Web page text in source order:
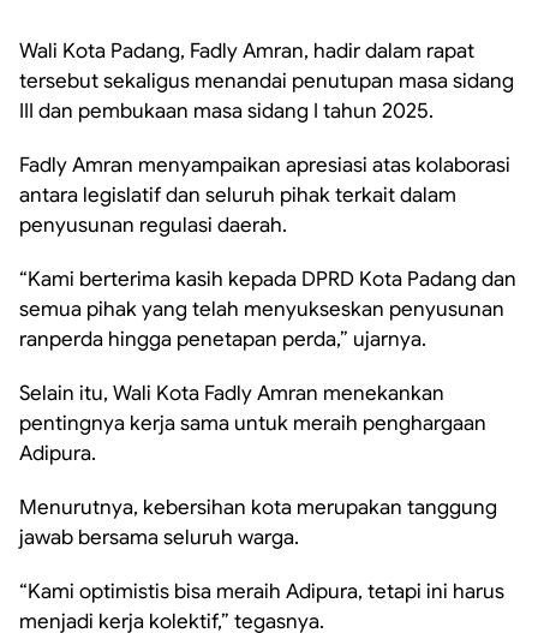
Wali Kota Padang, Fadly Amran, hadir dalam rapat
tersebut sekaligus menandai penutupan masa sidang
III dan pembukaan masa sidang I tahun 2025.
Fadly Amran menyampaikan apresiasi atas kolaborasi
antara legislatif dan seluruh pihak terkait dalam
penyusunan regulasi daerah.
“Kami berterima kasih kepada DPRD Kota Padang dan
semua pihak yang telah menyukseskan penyusunan
ranperda hingga penetapan perda,” ujarnya.
Selain itu, Wali Kota Fadly Amran menekankan
pentingnya kerja sama untuk meraih penghargaan
Adipura.
Menurutnya, kebersihan kota merupakan tanggung
jawab bersama seluruh warga.
“Kami optimistis bisa meraih Adipura, tetapi ini harus
menjadi kerja kolektif,” tegasnya.